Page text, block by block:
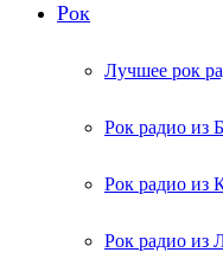
Рок
Лучшее рок
Рок радио из
Рок радио из
Рок радио из